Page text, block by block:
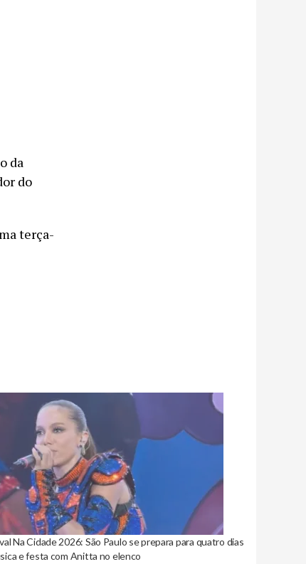
da
do
terça-
Na Cidade 2026: São Paulo se prepara para quatro dias
e festa com Anitta no elenco